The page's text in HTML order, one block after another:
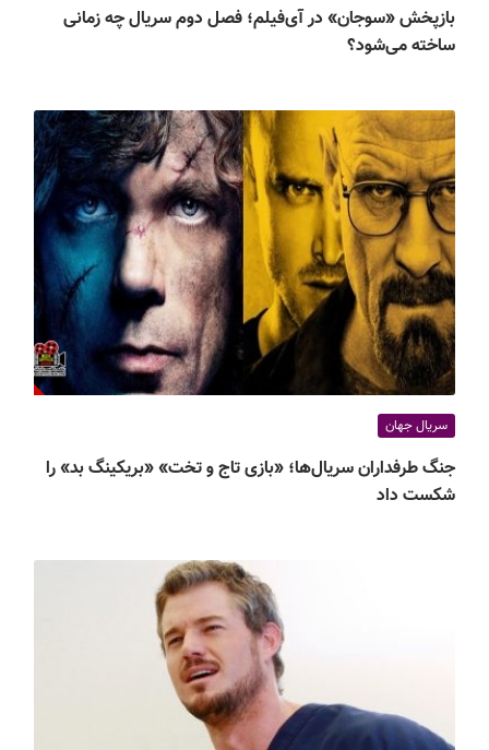
بازپخش «سوجان» در آی‌فیلم؛ فصل دوم سریال چه زمانی
ساخته می‌شود؟
سریال جهان
جنگ طرفداران سریال‌ها؛ «بازی تاج و تخت» «بریکینگ بد» را
شکست داد